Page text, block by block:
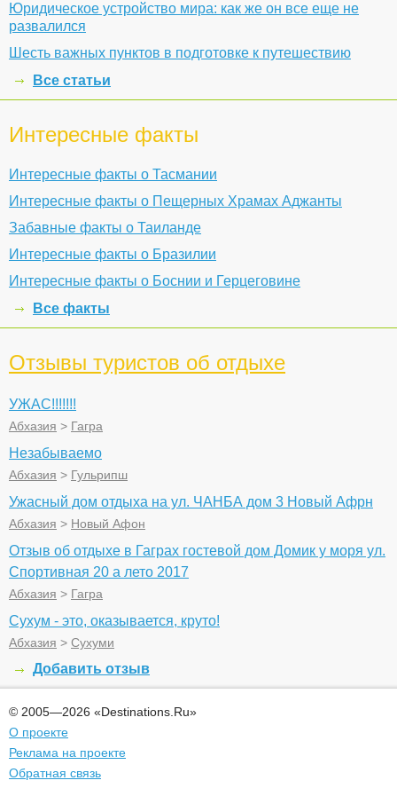
Юридическое устройство мира: как же он все еще не
развалился
Шесть важных пунктов в подготовке к путешествию
Все статьи
Интересные факты
Интересные факты о Тасмании
Интересные факты о Пещерных Храмах Аджанты
Забавные факты о Таиланде
Интересные факты о Бразилии
Интересные факты о Боснии и Герцеговине
Все факты
Отзывы туристов об отдыхе
УЖАС!!!!!!!
Абхазия > Гагра
Незабываемо
Абхазия > Гульрипш
Ужасный дом отдыха на ул. ЧАНБА дом 3 Новый Афрн
Абхазия > Новый Афон
Отзыв об отдыхе в Гаграх гостевой дом Домик у моря ул.
Спортивная 20 а лето 2017
Абхазия > Гагра
Сухум - это, оказывается, круто!
Абхазия > Сухуми
Добавить отзыв
© 2005—2026 «Destinations.Ru»
О проекте
Реклама на проекте
Обратная связь